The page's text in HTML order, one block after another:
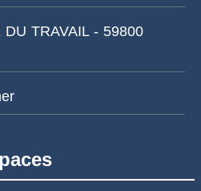
DU TRAVAIL - 59800